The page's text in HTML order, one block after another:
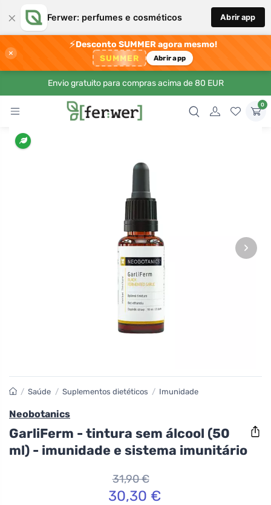
× Ferwer: perfumes e cosméticos Abrir app
×
⚡Desconto SUMMER agora mesmo!
SUMMER Abrir app
Envio gratuito para compras acima de 80 EUR
0
›
/ Saúde / Suplementos dietéticos / Imunidade
Neobotanics
GarliFerm - tintura sem álcool (50
ml) - imunidade e sistema imunitário
31,90 €
30,30 €